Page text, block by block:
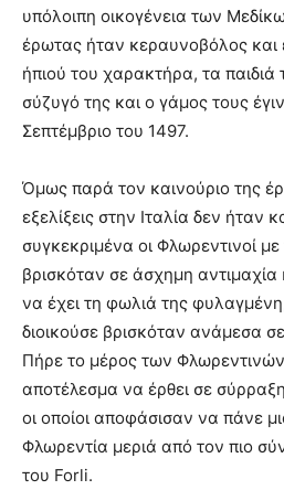
υπόλοιπη οικογένεια των
έρωτας ήταν κεραυνοβόλος
ήπιού του χαρακτήρα, τα
σύζυγό της και ο γάμος τους
Σεπτέμβριο του 1497.
Όμως παρά τον καινούριο της
εξελίξεις στην Ιταλία δεν ήταν
συγκεκριμένα οι Φλωρεντινοί
βρισκόταν σε άσχημη
να έχει τη φωλιά της
διοικούσε βρισκόταν ανάμεσα
Πήρε το μέρος των Φλωρεντινών
αποτέλεσμα να έρθει σε
οι οποίοι αποφάσισαν να πάνε
Φλωρεντία μεριά από τον πιο
του Forli.